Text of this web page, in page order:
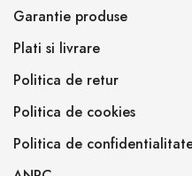
Garantie produse
Plati si livrare
Politica de retur
Politica de cookies
Politica de